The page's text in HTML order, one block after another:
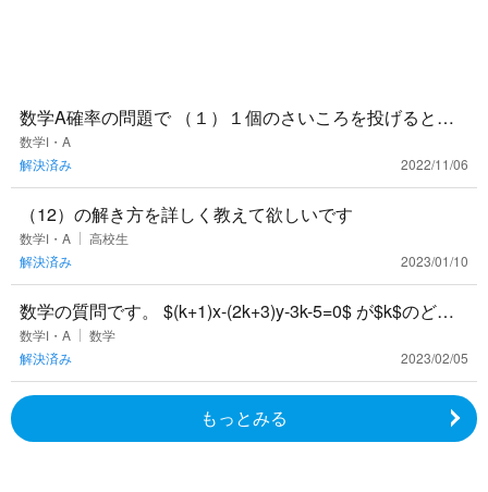
数学A確率の問題で （１）１個のさいころを投げると
き、４以下の目が出る確率、また、２個のサイコロを同
時に投げるとき、目の
数学Ⅰ・A
解決済み
2022/11/06
（12）の解き方を詳しく教えて欲しいです
数学Ⅰ・A
高校生
解決済み
2023/01/10
数学の質問です。 $(k+1)x-(2k+3)y-3k-5=0$ が$k$のどの
様な値に対しても成り立つ様に$x$、$y
数学Ⅰ・A
数学
解決済み
2023/02/05
もっとみる